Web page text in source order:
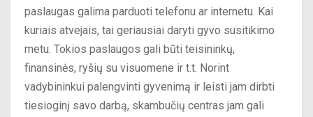
paslaugas galima parduoti telefonu ar internetu. Kai
kuriais atvejais, tai geriausiai daryti gyvo susitikimo
metu. Tokios paslaugos gali būti teisininkų,
finansinės, ryšių su visuomene ir t.t. Norint
vadybininkui palengvinti gyvenimą ir leisti jam dirbti
tiesioginį savo darbą, skambučių centras jam gali